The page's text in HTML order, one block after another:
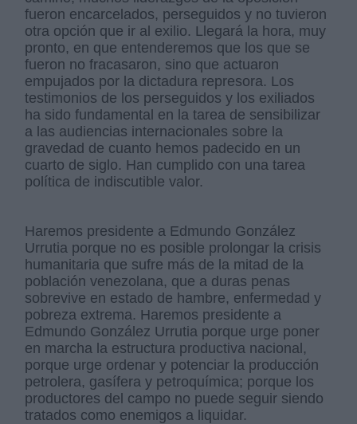
fueron encarcelados, perseguidos y no tuvieron
otra opción que ir al exilio. Llegará la hora, muy
pronto, en que entenderemos que los que se
fueron no fracasaron, sino que actuaron
empujados por la dictadura represora. Los
testimonios de los perseguidos y los exiliados
ha sido fundamental en la tarea de sensibilizar
a las audiencias internacionales sobre la
gravedad de cuanto hemos padecido en un
cuarto de siglo. Han cumplido con una tarea
política de indiscutible valor.
Haremos presidente a Edmundo González
Urrutia porque no es posible prolongar la crisis
humanitaria que sufre más de la mitad de la
población venezolana, que a duras penas
sobrevive en estado de hambre, enfermedad y
pobreza extrema. Haremos presidente a
Edmundo González Urrutia porque urge poner
en marcha la estructura productiva nacional,
porque urge ordenar y potenciar la producción
petrolera, gasífera y petroquímica; porque los
productores del campo no puede seguir siendo
tratados como enemigos a liquidar.